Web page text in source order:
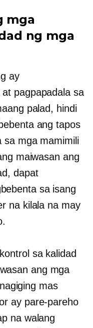
mga
ng mga
ay
pagpapadala sa
palad, hindi
ang tapos
sa mga mamimili
maiwasan ang
dapat
sa isang
na kilala na may
sa kalidad
ang mga
mas
ay pare-pareho
na walang